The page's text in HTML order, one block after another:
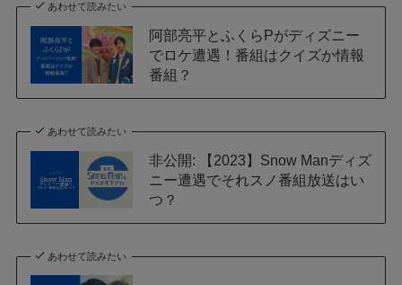
あわせて読みたい
阿部亮平とふくらPがディズニー
でロケ遭遇！番組はクイズか情報
番組？
あわせて読みたい
非公開: 【2023】Snow Manディズ
ニー遭遇でそれスノ番組放送はい
つ？
あわせて読みたい